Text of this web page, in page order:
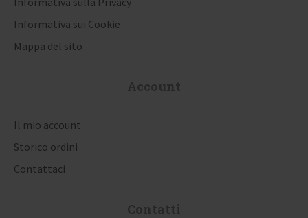
t
i
l
i
Informativa sui Cookie
Mappa del sito
Account
Il mio account
Storico ordini
Contattaci
Contatti